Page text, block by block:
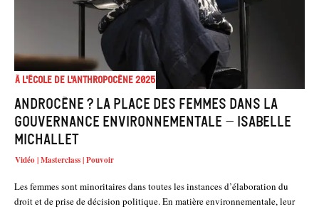
À l'école de l'Anthropocène 2025
Androcène ? La place des femmes dans la
gouvernance environnementale – Isabelle
Michallet
Vidéo | Masterclass | Pouvoir
Les femmes sont minoritaires dans toutes les instances d’élaboration du
droit et de prise de décision politique. En matière environnementale, leur